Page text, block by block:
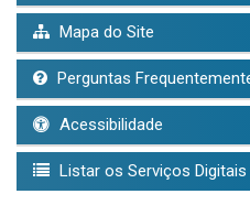
Mapa do Site
Perguntas
Acessibilidade
Listar os Serviços Digitais